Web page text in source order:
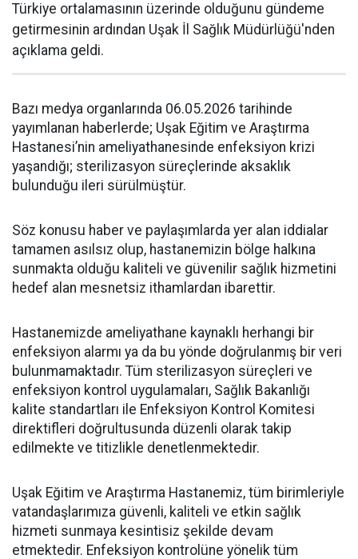
Türkiye ortalamasının üzerinde olduğunu gündeme
getirmesinin ardından Uşak İl Sağlık Müdürlüğü'nden
açıklama geldi.
Bazı medya organlarında 06.05.2026 tarihinde
yayımlanan haberlerde; Uşak Eğitim ve Araştırma
Hastanesi’nin ameliyathanesinde enfeksiyon krizi
yaşandığı; sterilizasyon süreçlerinde aksaklık
bulunduğu ileri sürülmüştür.
Söz konusu haber ve paylaşımlarda yer alan iddialar
tamamen asılsız olup, hastanemizin bölge halkına
sunmakta olduğu kaliteli ve güvenilir sağlık hizmetini
hedef alan mesnetsiz ithamlardan ibarettir.
Hastanemizde ameliyathane kaynaklı herhangi bir
enfeksiyon alarmı ya da bu yönde doğrulanmış bir veri
bulunmamaktadır. Tüm sterilizasyon süreçleri ve
enfeksiyon kontrol uygulamaları, Sağlık Bakanlığı
kalite standartları ile Enfeksiyon Kontrol Komitesi
direktifleri doğrultusunda düzenli olarak takip
edilmekte ve titizlikle denetlenmektedir.
Uşak Eğitim ve Araştırma Hastanemiz, tüm birimleriyle
vatandaşlarımıza güvenli, kaliteli ve etkin sağlık
hizmeti sunmaya kesintisiz şekilde devam
etmektedir. Enfeksiyon kontrolüne yönelik tüm